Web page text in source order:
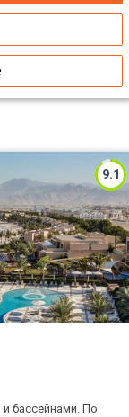
9.1
бассейнами. По